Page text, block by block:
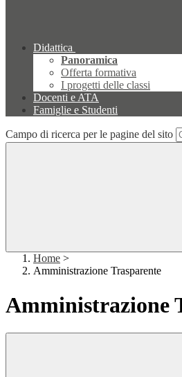
Didattica
Panoramica
Offerta formativa
I progetti delle classi
Docenti e ATA
Famiglie e Studenti
Campo di ricerca per le pagine del sito
Home >
Amministrazione Trasparente
Amministrazione